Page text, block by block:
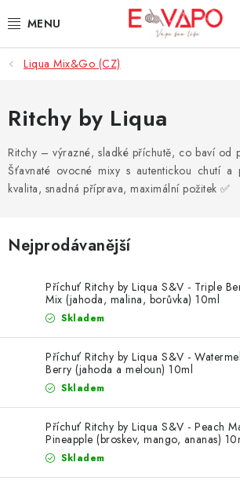
na
3D TISK
TIPY ZA DOBROU CENU
AROMATA A PŘÍCHUTĚ
BÁZE
NIKOTINOVÉ SÁČKY
DÁRKOVÉ VOUCHERY
ATOMIZÉRY A CARTRIDGE
BATERIE A NABÍJEČKY
Liqua Mix&Go (CZ)
Ritchy by Liqua
Ritchy – výrazné, sladké příchutě, co baví od
Šťavnaté ovocné mixy s autentickou chutí a
kvalita, snadná příprava, maximální požitek ✅
Nejprodávanější
Příchuť Ritchy by Liqua S&V - Triple
Mix (jahoda, malina, borůvka) 10ml
Skladem
Příchuť Ritchy by Liqua S&V -
Berry (jahoda a meloun) 10ml
Skladem
Příchuť Ritchy by Liqua S&V - Peach
Pineapple (broskev, mango, ananas)
Skladem